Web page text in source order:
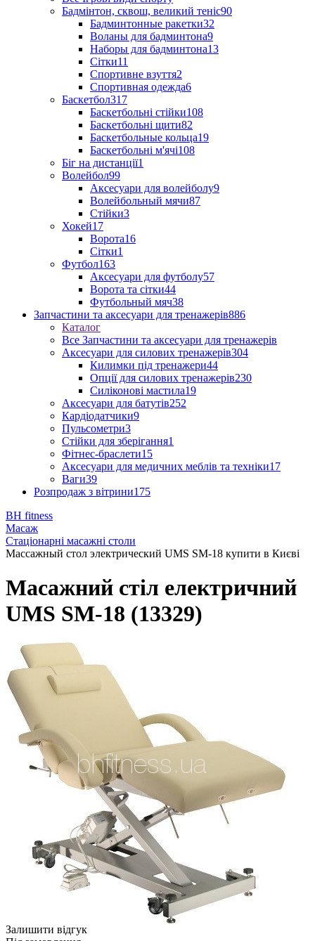
Бадмінтон, сквош, великий теніс90
Бадминтонные ракетки32
Воланы для бадминтона9
Наборы для бадминтона13
Сітки11
Спортивне взуття2
Спортивная одежда6
Баскетбол317
Баскетбольні стійки108
Баскетбольні щити82
Баскетбольные кольца19
Баскетбольні м'ячі108
Біг на дистанції1
Волейбол99
Аксесуари для волейболу9
Волейбольный мячи87
Стійки3
Хокей17
Ворота16
Сітки1
Футбол163
Аксесуари для футболу57
Ворота та сітки44
Футбольный мяч38
Запчастини та аксесуари для тренажерів886
Каталог
Все Запчастини та аксесуари для тренажерів
Аксесуари для силових тренажерів304
Килимки під тренажери44
Опції для силових тренажерів230
Силіконові мастила19
Аксесуари для батутів252
Кардіодатчики9
Пульсометри3
Стійки для зберігання1
Фітнес-браслети15
Аксесуари для медичних меблів та техніки17
Ваги39
Розпродаж з вітрини175
BH fitness
Масаж
Стаціонарні масажні столи
Массажный стол электрический UMS SM-18 купити в Києві
Масажний стіл електричний
UMS SM-18 (13329)
Залишити відгук